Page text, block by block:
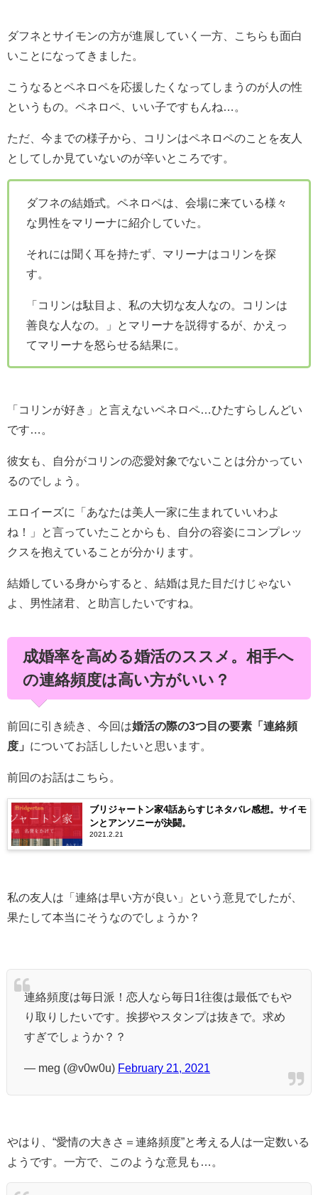
ダフネとサイモンの方が進展していく一方、こちらも面白
いことになってきました。
こうなるとペネロペを応援したくなってしまうのが人の性
というもの。ペネロペ、いい子ですもんね…。
ただ、今までの様子から、コリンはペネロペのことを友人
としてしか見ていないのが辛いところです。
ダフネの結婚式。ペネロペは、会場に来ている様々
な男性をマリーナに紹介していた。
それには聞く耳を持たず、マリーナはコリンを探
す。
「コリンは駄目よ、私の大切な友人なの。コリンは
善良な人なの。」とマリーナを説得するが、かえっ
てマリーナを怒らせる結果に。
「コリンが好き」と言えないペネロペ…ひたすらしんどい
です…。
彼女も、自分がコリンの恋愛対象でないことは分かってい
るのでしょう。
エロイーズに「あなたは美人一家に生まれていいわよ
ね！」と言っていたことからも、自分の容姿にコンプレッ
クスを抱えていることが分かります。
結婚している身からすると、結婚は見た目だけじゃない
よ、男性諸君、と助言したいですね。
成婚率を高める婚活のススメ。相手へ
の連絡頻度は高い方がいい？
前回に引き続き、今回は婚活の際の3つ目の要素「連絡頻
度」 についてお話ししたいと思います。
前回のお話はこちら。
ブリジャートン家4話あらすじネタバレ感想。サイモ
ンとアンソニーが決闘。
2021.2.21
私の友人は「連絡は早い方が良い」という意見でしたが、
果たして本当にそうなのでしょうか？
連絡頻度は毎日派！恋人なら毎日1往復は最低でもや
り取りしたいです。挨拶やスタンプは抜きで。求め
すぎでしょうか？？
— meg (@v0w0u) February 21, 2021
やはり、“愛情の大きさ＝連絡頻度”と考える人は一定数いる
ようです。一方で、このような意見も…。